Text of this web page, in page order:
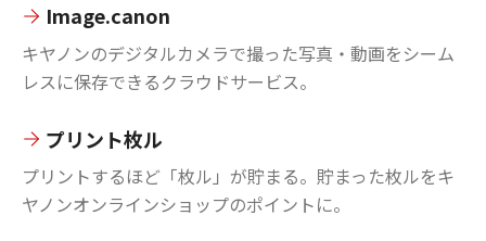
Image.canon
キヤノンのデジタルカメラで撮った写真・動画をシーム
レスに保存できるクラウドサービス。
プリント枚ル
プリントするほど「枚ル」が貯まる。貯まった枚ルをキ
ヤノンオンラインショップのポイントに。